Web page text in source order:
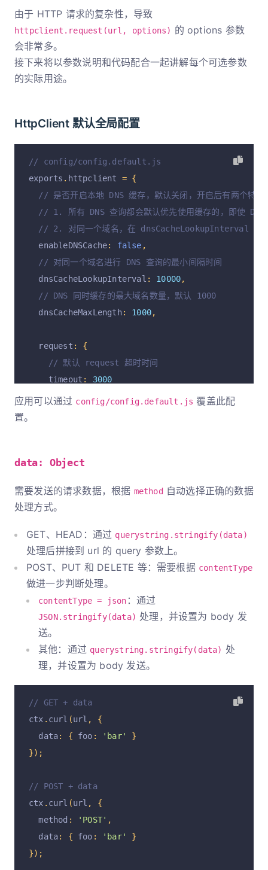
// 响应最终会是类似以下的结果：
}
}
由于 HTTP 请求的复杂性，导致
httpclient.request(url, options) 的 options 参数
会非常多。
接下来将以参数说明和代码配合一起讲解每个可选参数
的实际用途。
HttpClient 默认全局配置
// config/config.default.js
exports . httpclient = {
// 是否开启本地 DNS 缓存，默认关闭，开启后有两个特性
// 1. 所有 DNS 查询都会默认优先使用缓存的，即使 DNS
// 2. 对同一个域名，在 dnsCacheLookupInterval 的间
  enableDNSCache
: false ,
// 对同一个域名进行 DNS 查询的最小间隔时间
  dnsCacheLookupInterval
: 10000,
// DNS 同时缓存的最大域名数量，默认 1000
  dnsCacheMaxLength
: 1000,
  request
:
{
// 默认 request 超时时间
    timeout
:
3000
},
    keepAlive
    freeSocketTimeout
: 4000,
// 当 socket 超过 30 秒都没有任何活动，就会被当作
    timeout
: 30000
// 允许创建的最大 socket 数
    maxSockets
: Number .MAX_SAFE_INTEGER
// 最大空闲 socket 数
    maxFreeSockets
:
256
},
  httpsAgent
: {
// 默认开启 https KeepAlive 功能
// 空闲的 KeepAlive socket 最长可以存活 4 秒
    freeSocketTimeout
// 当 socket 超过 30 秒都没有任何活动，就会被当作
    timeout
    maxSockets
// 最大空闲 socket 数
    maxFreeSockets
}
};
应用可以通过 config/config.default.js 覆盖此配
置。
data: Object
需要发送的请求数据，根据 method自动选择正确的数据
处理方式。
GET、HEAD：通过 querystring.stringify(data)
处理后拼接到 url 的 query 参数上。
POST、PUT 和 DELETE 等：需要根据 contentType
做进一步判断处理。
contentType = json ：通过
JSON.stringify(data) 处理，并设置为 body 发
送。
其他：通过 querystring.stringify(data) 处
理，并设置为 body 发送。
// GET + data
ctx . curl (url ,
{
  data
: { foo : 'bar'
}
});
// POST + data
ctx . curl (url ,
{
  method
: 'POST' ,
  data
: { foo : 'bar'
}
});